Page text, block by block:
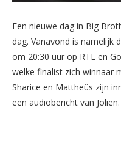
Een nieuwe dag in Big
dag. Vanavond is namelijk
om 20:30 uur op RTL en
welke finalist zich winnaar
Sharice en Mattheüs zijn
een audiobericht van Jolien.